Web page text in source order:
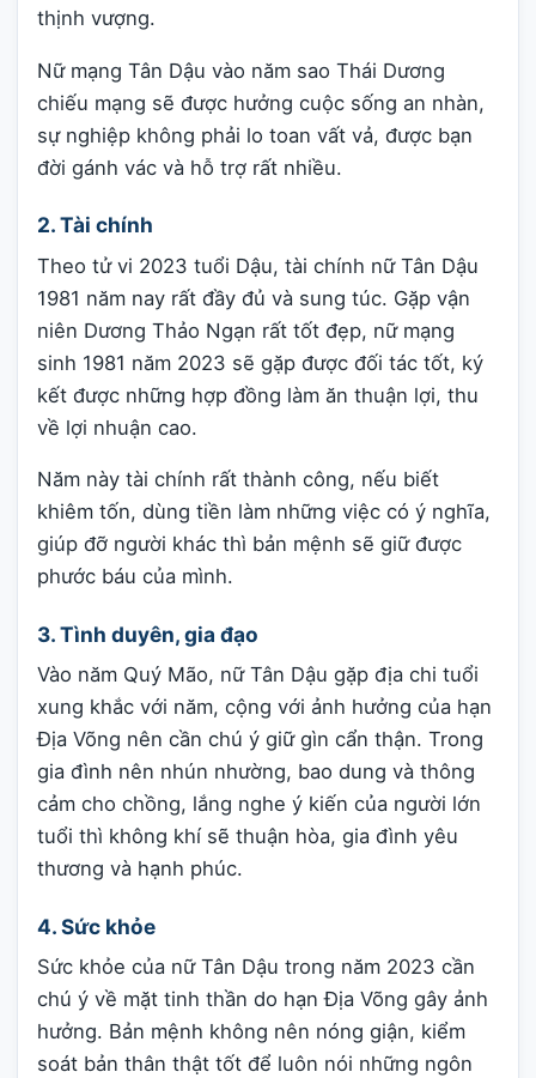
thịnh vượng.
Nữ mạng Tân Dậu vào năm sao Thái Dương
chiếu mạng sẽ được hưởng cuộc sống an nhàn,
sự nghiệp không phải lo toan vất vả, được bạn
đời gánh vác và hỗ trợ rất nhiều.
2. Tài chính
Theo tử vi 2023 tuổi Dậu, tài chính nữ Tân Dậu
1981 năm nay rất đầy đủ và sung túc. Gặp vận
niên Dương Thảo Ngạn rất tốt đẹp, nữ mạng
sinh 1981 năm 2023 sẽ gặp được đối tác tốt, ký
kết được những hợp đồng làm ăn thuận lợi, thu
về lợi nhuận cao.
Năm này tài chính rất thành công, nếu biết
khiêm tốn, dùng tiền làm những việc có ý nghĩa,
giúp đỡ người khác thì bản mệnh sẽ giữ được
phước báu của mình.
3. Tình duyên, gia đạo
Vào năm Quý Mão, nữ Tân Dậu gặp địa chi tuổi
xung khắc với năm, cộng với ảnh hưởng của hạn
Địa Võng nên cần chú ý giữ gìn cẩn thận. Trong
gia đình nên nhún nhường, bao dung và thông
cảm cho chồng, lắng nghe ý kiến của người lớn
tuổi thì không khí sẽ thuận hòa, gia đình yêu
thương và hạnh phúc.
4. Sức khỏe
Sức khỏe của nữ Tân Dậu trong năm 2023 cần
chú ý về mặt tinh thần do hạn Địa Võng gây ảnh
hưởng. Bản mệnh không nên nóng giận, kiểm
soát bản thân thật tốt để luôn nói những ngôn